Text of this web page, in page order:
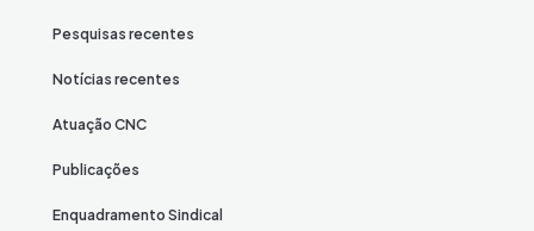
Pesquisas recentes
Notícias recentes
Atuação CNC
Publicações
Enquadramento Sindical